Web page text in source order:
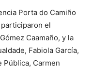
Porta do Camiño
el
Caamaño, y la
Fabiola García,
Pública, Carmen